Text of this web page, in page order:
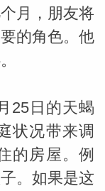
月，朋友将
的角色。他
25日的天蝎
状况带来调
的房屋。例
。如果是这